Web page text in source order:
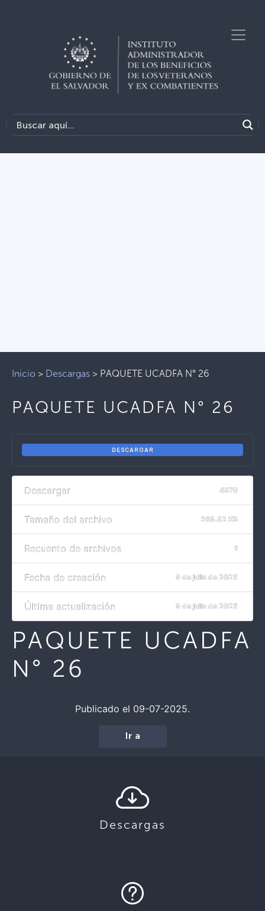
Inicio > Descargas > PAQUETE UCADFA N° 26
PAQUETE UCADFA N° 26
DESCARGAR
Descargar 4870
Tamaño del archivo 269.82 KB
Recuento de archivos 1
Fecha de creación 9 de julio de 2025
Última actualización 9 de julio de 2025
PAQUETE UCADFA
N° 26
Publicado el 09-07-2025.
Ir a
Descargas